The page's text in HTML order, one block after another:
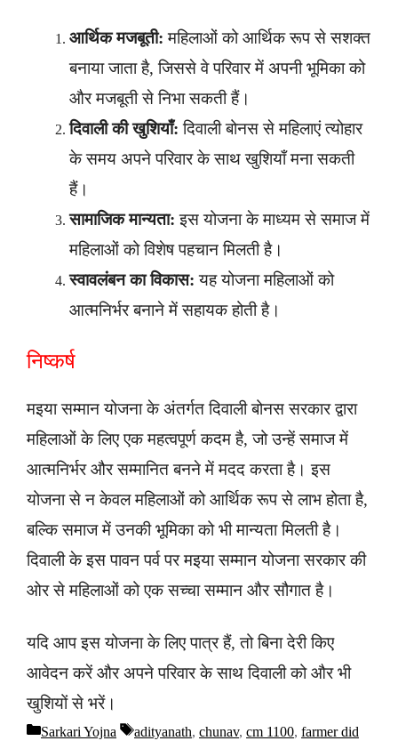
आर्थिक मजबूती: महिलाओं को आर्थिक रूप से सशक्त
बनाया जाता है, जिससे वे परिवार में अपनी भूमिका को
और मजबूती से निभा सकती हैं।
दिवाली की खुशियाँ: दिवाली बोनस से महिलाएं त्योहार
के समय अपने परिवार के साथ खुशियाँ मना सकती
हैं।
सामाजिक मान्यता: इस योजना के माध्यम से समाज में
महिलाओं को विशेष पहचान मिलती है।
स्वावलंबन का विकास: यह योजना महिलाओं को
आत्मनिर्भर बनाने में सहायक होती है।
निष्कर्ष
मइया सम्मान योजना के अंतर्गत दिवाली बोनस सरकार द्वारा
महिलाओं के लिए एक महत्वपूर्ण कदम है, जो उन्हें समाज में
आत्मनिर्भर और सम्मानित बनने में मदद करता है। इस
योजना से न केवल महिलाओं को आर्थिक रूप से लाभ होता है,
बल्कि समाज में उनकी भूमिका को भी मान्यता मिलती है।
दिवाली के इस पावन पर्व पर मइया सम्मान योजना सरकार की
ओर से महिलाओं को एक सच्चा सम्मान और सौगात है।
यदि आप इस योजना के लिए पात्र हैं, तो बिना देरी किए
आवेदन करें और अपने परिवार के साथ दिवाली को और भी
खुशियों से भरें।
Sarkari Yojna adityanath, chunav, cm 1100, farmer did